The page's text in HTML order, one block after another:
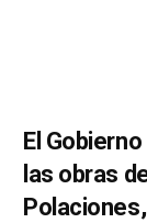
El
las obras